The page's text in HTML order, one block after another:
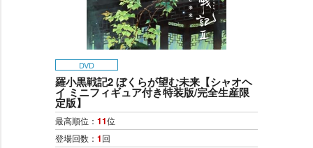
DVD
羅小黒戦記2 ぼくらが望む未来【シャオヘ
イ ミニフィギュア付き特装版/完全生産限
定版】
最高順位： 11位
登場回数： 1回